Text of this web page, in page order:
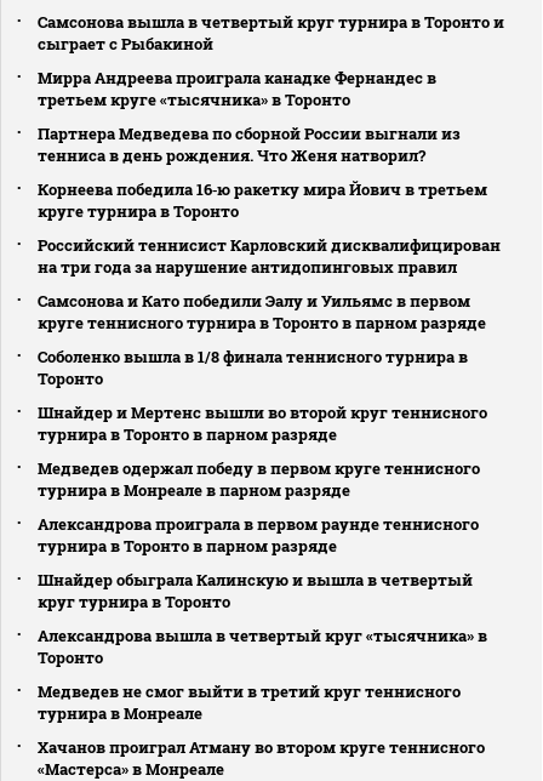
Самсонова вышла в четвертый круг турнира в Торонто и
сыграет с Рыбакиной
Мирра Андреева проиграла канадке Фернандес в
третьем круге «тысячника» в Торонто
Партнера Медведева по сборной России выгнали из
тенниса в день рождения. Что Женя натворил?
Корнеева победила 16‑ю ракетку мира Йович в третьем
круге турнира в Торонто
Российский теннисист Карловский дисквалифицирован
на три года за нарушение антидопинговых правил
Самсонова и Като победили Эалу и Уильямс в первом
круге теннисного турнира в Торонто в парном разряде
Соболенко вышла в 1/8 финала теннисного турнира в
Торонто
Шнайдер и Мертенс вышли во второй круг теннисного
турнира в Торонто в парном разряде
Медведев одержал победу в первом круге теннисного
турнира в Монреале в парном разряде
Александрова проиграла в первом раунде теннисного
турнира в Торонто в парном разряде
Шнайдер обыграла Калинскую и вышла в четвертый
круг турнира в Торонто
Александрова вышла в четвертый круг «тысячника» в
Торонто
Медведев не смог выйти в третий круг теннисного
турнира в Монреале
Хачанов проиграл Атману во втором круге теннисного
«Мастерса» в Монреале